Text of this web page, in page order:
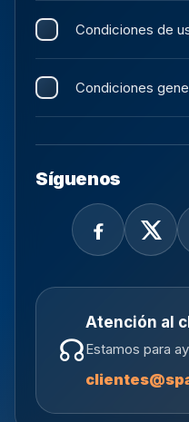
Condiciones de
Condiciones
Síguenos
☊
Atención al
Estamos para